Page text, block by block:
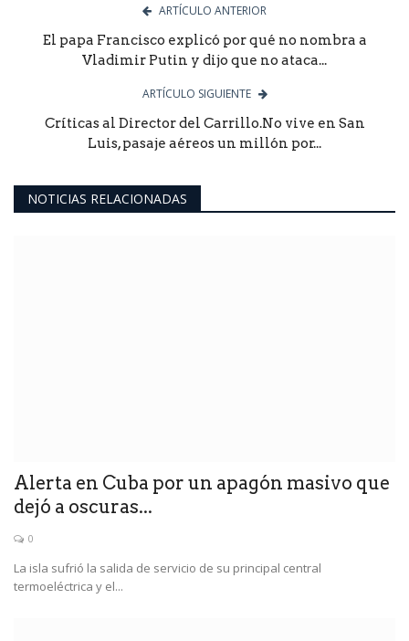
ARTÍCULO ANTERIOR
El papa Francisco explicó por qué no nombra a
Vladimir Putin y dijo que no ataca...
ARTÍCULO SIGUIENTE
Críticas al Director del Carrillo.No vive en San
Luis, pasaje aéreos un millón por...
NOTICIAS RELACIONADAS
Alerta en Cuba por un apagón masivo que
dejó a oscuras...
0
La isla sufrió la salida de servicio de su principal central
termoeléctrica y el...